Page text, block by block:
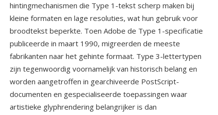
hintingmechanismen die Type 1-tekst scherp maken bij
kleine formaten en lage resoluties, wat hun gebruik voor
broodtekst beperkte. Toen Adobe de Type 1-specificatie
publiceerde in maart 1990, migreerden de meeste
fabrikanten naar het gehinte formaat. Type 3-lettertypen
zijn tegenwoordig voornamelijk van historisch belang en
worden aangetroffen in gearchiveerde PostScript-
documenten en gespecialiseerde toepassingen waar
artistieke glyphrendering belangrijker is dan